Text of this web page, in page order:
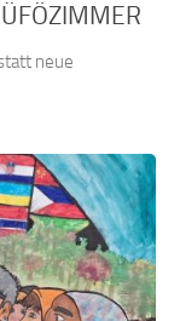
neue